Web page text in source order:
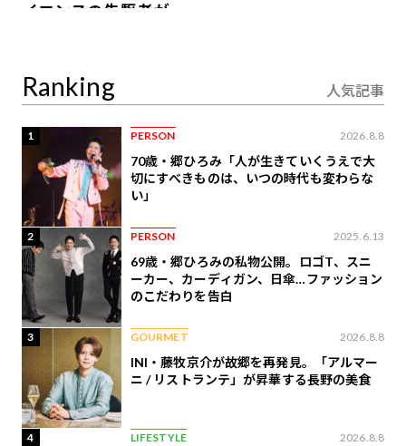
イエンスの先駆者が語
Ranking 人気記事
1 PERSON 2026.8.8
70歳・郷ひろみ「人が生きていくうえで大
切にすべきものは、いつの時代も変わらな
い」
2 PERSON 2025.6.13
69歳・郷ひろみの私物公開。ロゴT、スニ
ーカー、カーディガン、日傘…ファッション
のこだわりを告白
3 GOURMET 2026.8.8
INI・藤牧京介が故郷を再発見。「アルマー
ニ / リストランテ」が昇華する長野の美食
4 LIFESTYLE 2026.8.8